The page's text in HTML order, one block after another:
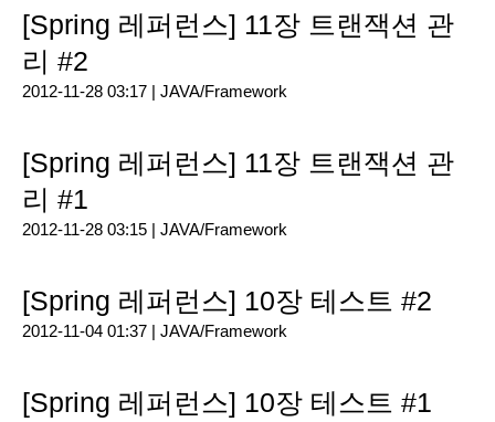
[Spring 레퍼런스] 11장 트랜잭션 관
리 #2
2012-11-28 03:17 | JAVA/Framework
[Spring 레퍼런스] 11장 트랜잭션 관
리 #1
2012-11-28 03:15 | JAVA/Framework
[Spring 레퍼런스] 10장 테스트 #2
2012-11-04 01:37 | JAVA/Framework
[Spring 레퍼런스] 10장 테스트 #1